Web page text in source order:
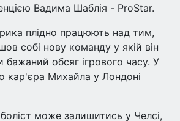
Вадима Шаблія - ProStar.
плідно працюють над тим,
собі нову команду у якій він
бажаний обсяг ігрового часу. У
кар'єра Михайла у Лондоні
може залишитись у Челсі,